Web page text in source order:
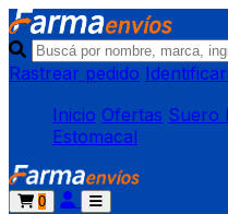
Rastrear pedido
Inicio Ofertas Suero
Estomacal
0